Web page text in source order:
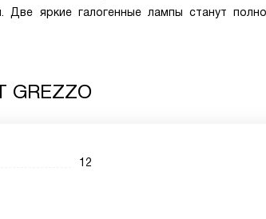
яркие галогенные лампы станут
GREZZO
12